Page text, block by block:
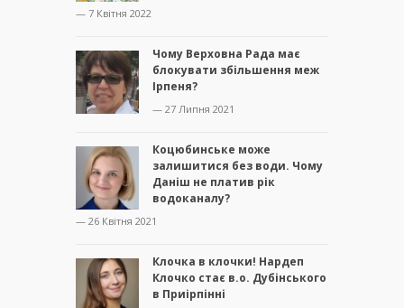
— 7 Квітня 2022
Чому Верховна Рада має
блокувати збільшення меж
Ірпеня?
— 27 Липня 2021
Коцюбинське може
залишитися без води. Чому
Даніш не платив рік
водоканалу?
— 26 Квітня 2021
Клочка в клочки! Нардеп
Клочко стає в.о. Дубінського
в Приірпінні